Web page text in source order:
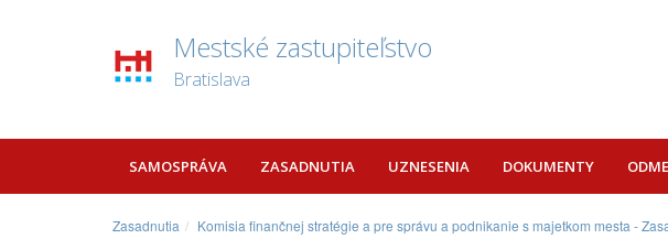
Mestské zastupiteľstvo
Bratislava
SAMOSPRÁVA ZASADNUTIA UZNESENIA DOKUMENTY
Zasadnutia
Komisia finančnej stratégie a pre správu a podnikanie s majetkom mesta -